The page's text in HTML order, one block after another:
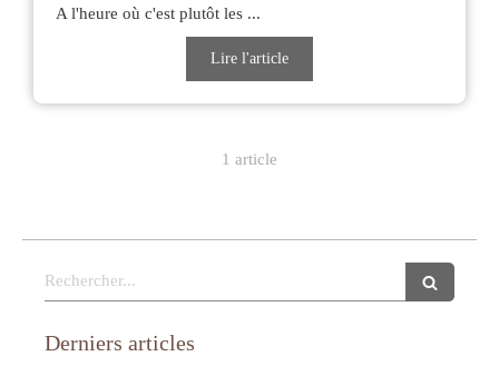
A l'heure où c'est plutôt les ...
Lire l'article
1 article
Rechercher
Derniers articles